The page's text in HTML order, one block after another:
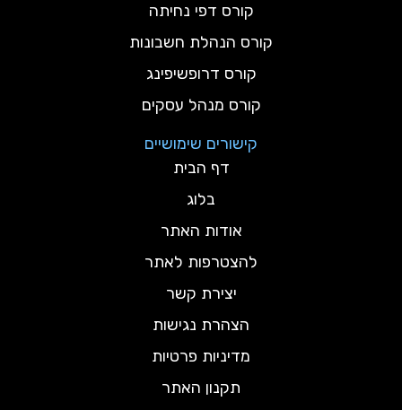
קורס דפי נחיתה
קורס הנהלת חשבונות
קורס דרופשיפינג
קורס מנהל עסקים
קישורים שימושיים
דף הבית
בלוג
אודות האתר
להצטרפות לאתר
יצירת קשר
הצהרת נגישות
מדיניות פרטיות
תקנון האתר